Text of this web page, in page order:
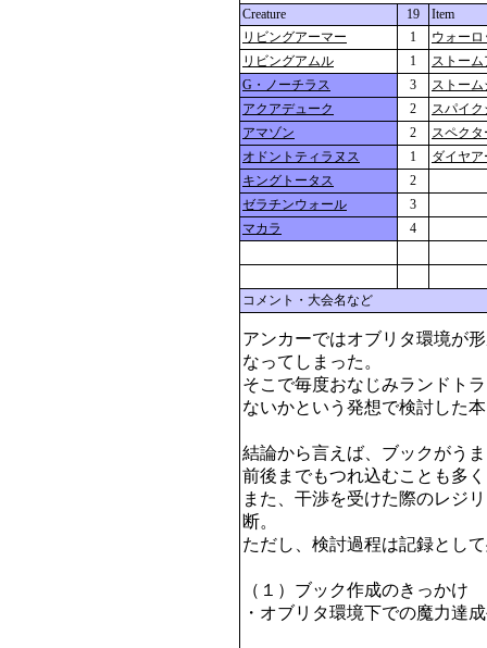
Creature
19
Item
リビングアーマー
1
ウォー
リビングアムル
1
ストー
G・ノーチラス
3
ストー
アクアデューク
2
スパイ
アマゾン
2
スペク
オドントティラヌス
1
ダイヤ
キングトータス
2
ゼラチンウォール
3
マカラ
4
コメント・大会名など
アンカーではオブリタ環境が
なってしまった。
そこで毎度おなじみランドト
ないかという発想で検討した
結論から言えば、ブックがう
前後までもつれ込むことも多
また、干渉を受けた際のレジ
断。
ただし、検討過程は記録とし
（１）ブック作成のきっかけ
・オブリタ環境下での魔力達